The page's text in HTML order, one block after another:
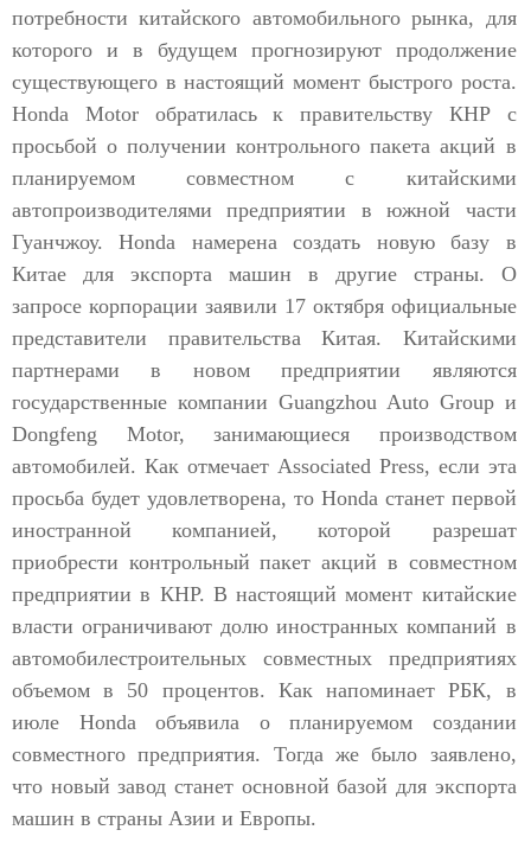
потребности китайского автомобильного рынка, для
которого и в будущем прогнозируют продолжение
существующего в настоящий момент быстрого роста.
Honda Motor обратилась к правительству КНР с
просьбой о получении контрольного пакета акций в
планируемом совместном с китайскими
автопроизводителями предприятии в южной части
Гуанчжоу. Honda намерена создать новую базу в
Китае для экспорта машин в другие страны. О
запросе корпорации заявили 17 октября официальные
представители правительства Китая. Китайскими
партнерами в новом предприятии являются
государственные компании Guangzhou Auto Group и
Dongfeng Motor, занимающиеся производством
автомобилей. Как отмечает Associated Press, если эта
просьба будет удовлетворена, то Honda станет первой
иностранной компанией, которой разрешат
приобрести контрольный пакет акций в совместном
предприятии в КНР. В настоящий момент китайские
власти ограничивают долю иностранных компаний в
автомобилестроительных совместных предприятиях
объемом в 50 процентов. Как напоминает РБК, в
июле Honda объявила о планируемом создании
совместного предприятия. Тогда же было заявлено,
что новый завод станет основной базой для экспорта
машин в страны Азии и Европы.